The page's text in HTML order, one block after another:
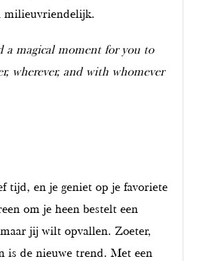
milieuvriendelijk.
a magical moment for you to
wherever, and with whomever
tijd, en je geniet op je favoriete
om je heen bestelt een
jij wilt opvallen. Zoeter,
is de nieuwe trend. Met een